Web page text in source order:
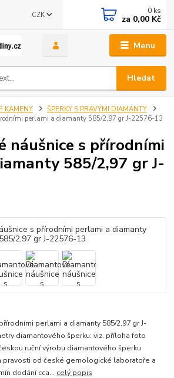
Menu
CZK
Hledat
0 ks
za 0,00 Kč
KAMENY
ŠPERKY S PRAVÝMI DIAMANTY
perlami a diamanty 585/2,97 gr J-22576-13
náušnice s přírodními
585/2,97 gr J-
perlami a diamanty 585/2,97 gr J-
diamantového šperku: viz. příloha foto
ruční výrobu diamantového šperku
pravosti od české gemologické laboratoře a
dodání cca... celý popis